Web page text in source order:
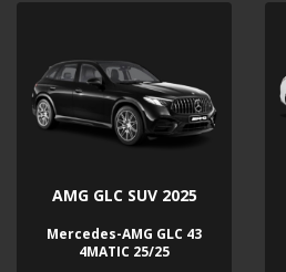
AMG GLC SUV 2025
Mercedes-AMG GLC 43
4MATIC 25/25